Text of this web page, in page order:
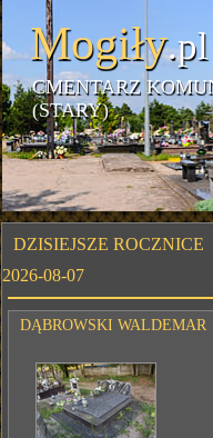
Mogiły.pl
CMENTARZ
(STARY)
DZISIEJSZE ROCZNICE
2026-08-07
DĄBROWSKI WALDEMAR